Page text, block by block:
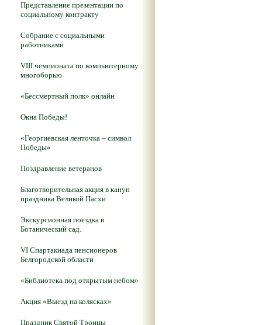
Представление презентации по
социальному контракту
Собрание с социальными
работниками
VIII чемпионата по компьютерному
многоборью
«Бессмертный полк» онлайн
Окна Победы!
«Георгиевская ленточка – символ
Победы»
Поздравление ветеранов
Благотворительная акция в канун
праздника Великой Пасхи
Экскурсионная поездка в
Ботанический сад.
VI Спартакиада пенсионеров
Белгородской области
«Библиотека под открытым небом»
Акция «Выезд на колясках»
Праздник Святой Троицы